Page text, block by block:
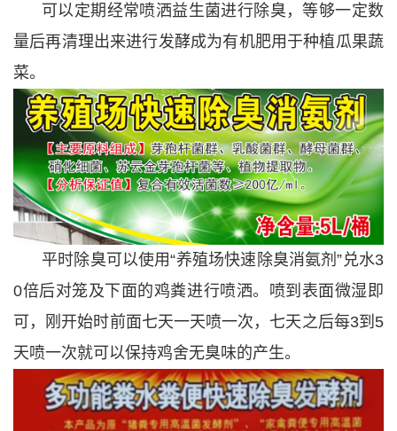
可以定期经常喷洒益生菌进行除臭，等够一定数
量后再清理出来进行发酵成为有机肥用于种植瓜果蔬
菜。
平时除臭可以使用“养殖场快速除臭消氨剂”兑水3
0倍后对笼及下面的鸡粪进行喷洒。喷到表面微湿即
可，刚开始时前面七天一天喷一次，七天之后每3到5
天喷一次就可以保持鸡舍无臭味的产生。